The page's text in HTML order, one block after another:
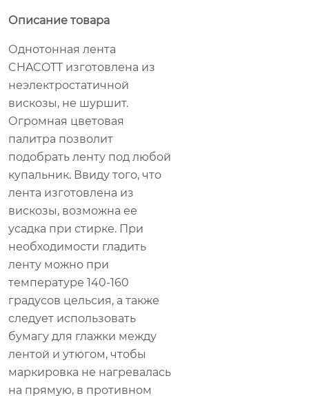
Описание товара
Однотонная лента
CHACOTT изготовлена из
неэлектростатичной
вискозы, не шуршит.
Огромная цветовая
палитра позволит
подобрать ленту под любой
купальник. Ввиду того, что
лента изготовлена из
вискозы, возможна ее
усадка при стирке. При
необходимости гладить
ленту можно при
температуре 140-160
градусов цельсия, а также
следует использовать
бумагу для глажки между
лентой и утюгом, чтобы
маркировка не нагревалась
на прямую, в противном